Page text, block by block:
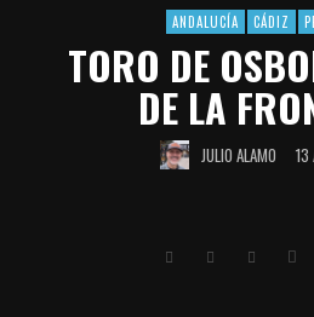
ANDALUCÍA CÁDIZ
TORO DE
DE LA
JULIO ALAMO 13